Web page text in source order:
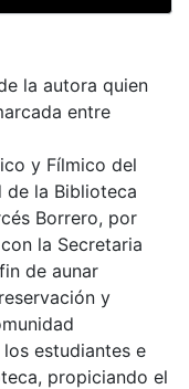
la autora quien
entre
y Fílmico del
de la Biblioteca
Borrero, por
la Secretaria
de aunar
y
estudiantes e
propiciando el